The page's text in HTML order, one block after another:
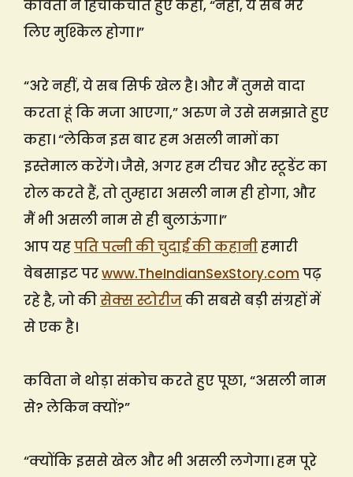
कविता ने हिचकिचाते हुए कहा, “नहीं, ये सब मेरे
लिए मुश्किल होगा।”
“अरे नहीं, ये सब सिर्फ खेल है। और मैं तुमसे वादा
करता हूं कि मजा आएगा,” अरुण ने उसे समझाते हुए
कहा। “लेकिन इस बार हम असली नामों का
इस्तेमाल करेंगे। जैसे, अगर हम टीचर और स्टूडेंट का
रोल करते हैं, तो तुम्हारा असली नाम ही होगा, और
मैं भी असली नाम से ही बुलाऊंगा।”
आप यहपति पत्नी की चुदाई की कहानीहमारी
वेबसाइट परwww.TheIndianSexStory.com पढ़
रहे है, जो कीसेक्स स्टोरीजकी सबसे बड़ी संग्रहों में
से एक है।
कविता ने थोड़ा संकोच करते हुए पूछा, “असली नाम
से? लेकिन क्यों?”
“क्योंकि इससे खेल और भी असली लगेगा। हम पूरे